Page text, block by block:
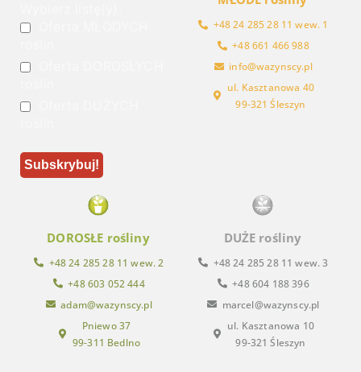
+48 24 285 28 11 wew. 1
+48 661 466 988
info@wazynscy.pl
ul. Kasztanowa 40
99-321 Śleszyn
DOROSŁE rośliny
+48 24 285 28 11 wew. 2
+48 603 052 444
adam@wazynscy.pl
Pniewo 37
99-311 Bedlno
DUŻE rośliny
+48 24 285 28 11 wew. 3
+48 604 188 396
marcel@wazynscy.pl
ul. Kasztanowa 10
99-321 Śleszyn